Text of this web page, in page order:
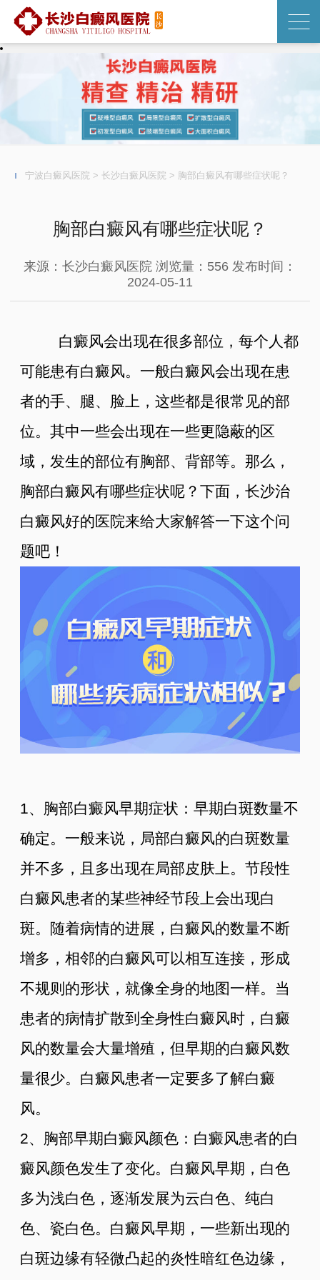
宁波白癜风医院 > 长沙白癜风医院 > 胸部白癜风有哪些症状呢？
胸部白癜风有哪些症状呢？
来源：长沙白癜风医院 浏览量：556 发布时间：
2024-05-11
白癜风会出现在很多部位，每个人都
可能患有白癜风。一般白癜风会出现在患
者的手、腿、脸上，这些都是很常见的部
位。其中一些会出现在一些更隐蔽的区
域，发生的部位有胸部、背部等。那么，
胸部白癜风有哪些症状呢？下面，长沙治
白癜风好的医院来给大家解答一下这个问
题吧！
1、胸部白癜风早期症状：早期白斑数量不
确定。一般来说，局部白癜风的白斑数量
并不多，且多出现在局部皮肤上。节段性
白癜风患者的某些神经节段上会出现白
斑。随着病情的进展，白癜风的数量不断
增多，相邻的白癜风可以相互连接，形成
不规则的形状，就像全身的地图一样。当
患者的病情扩散到全身性白癜风时，白癜
风的数量会大量增殖，但早期的白癜风数
量很少。白癜风患者一定要多了解白癜
风。
2、胸部早期白癜风颜色：白癜风患者的白
癜风颜色发生了变化。白癜风早期，白色
多为浅白色，逐渐发展为云白色、纯白
色、瓷白色。白癜风早期，一些新出现的
白斑边缘有轻微凸起的炎性暗红色边缘，